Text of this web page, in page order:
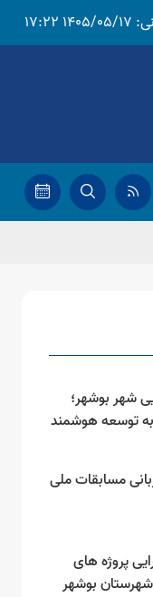
1405/05/17 17:22
شهر بوشهر؛
توسعه هوشمند
مسابقات ملی
پروژه های
بوشهر